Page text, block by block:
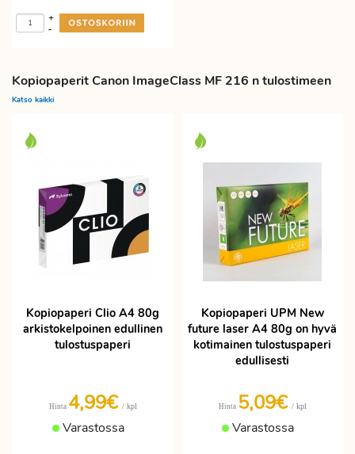
-
+
Kopiopaperit Canon ImageClass MF 216 n tulostimeen
Katso kaikki
Kopiopaperi Clio A4 80g
arkistokelpoinen edullinen
tulostuspaperi
Hinta 4,99€ / kpl
Varastossa
Kopiopaperi UPM New
future laser A4 80g on hyvä
kotimainen tulostuspaperi
edullisesti
Hinta 5,09€ / kpl
Varastossa